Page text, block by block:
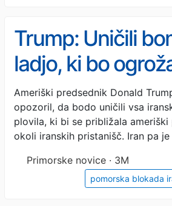
Trump: Uničili
ladjo, ki bo
pomorsko
Ameriški predsednik Donald
opozoril, da bodo uničili vsa
plovila, ki bi se približala
okoli iranskih pristanišč. Iran pa
Primorske novice · 3M
pomorska blokada